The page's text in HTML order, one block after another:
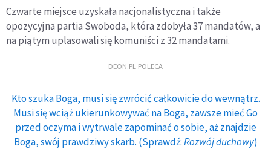
Czwarte miejsce uzyskała nacjonalistyczna i także
opozycyjna partia Swoboda, która zdobyła 37 mandatów, a
na piątym uplasowali się komuniści z 32 mandatami.
DEON.PL POLECA
Kto szuka Boga, musi się zwrócić całkowicie do wewnątrz.
Musi się wciąż ukierunkowywać na Boga, zawsze mieć Go
przed oczyma i wytrwale zapominać o sobie, aż znajdzie
Boga, swój prawdziwy skarb. (Sprawdź:Rozwój duchowy)